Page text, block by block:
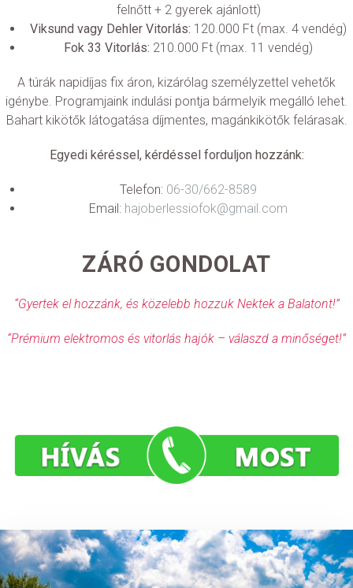
felnőtt + 2 gyerek ajánlott)
Viksund vagy Dehler Vitorlás: 120.000 Ft (max. 4 vendég)
Fok 33 Vitorlás: 210.000 Ft (max. 11 vendég)
A túrák napidíjas fix áron, kizárólag személyzettel vehetők
igénybe. Programjaink indulási pontja bármelyik megálló lehet.
Bahart kikötők látogatása díjmentes, magánkikötők felárasak.
Egyedi kéréssel, kérdéssel forduljon hozzánk:
Telefon: 06-30/662-8589
Email: hajoberlessiofok@gmail.com
ZÁRÓ GONDOLAT
“Gyertek el hozzánk, és közelebb hozzuk Nektek a Balatont!”
“Prémium elektromos és vitorlás hajók – válaszd a minőséget!”